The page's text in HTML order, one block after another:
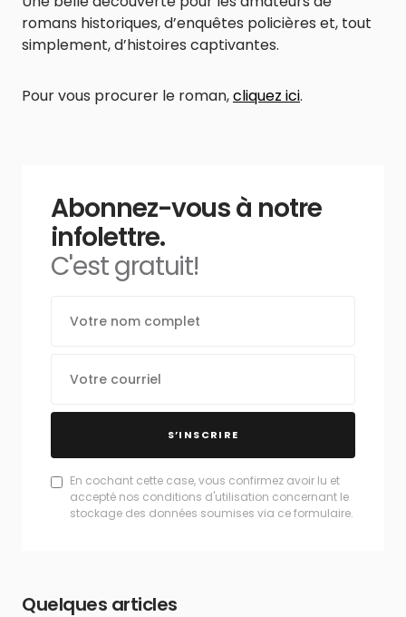
romans historiques, d’enquêtes policières et, tout
simplement, d’histoires captivantes.
Pour vous procurer le roman,cliquez ici.
Abonnez-vous à notre
infolettre.
C'est gratuit!
S’INSCRIRE
En cochant cette case, vous confirmez avoir lu et
accepté nos conditions d'utilisation concernant le
stockage des données soumises via ce formulaire.
Quelques articles